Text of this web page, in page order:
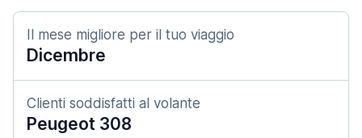
Il mese migliore per il tuo viaggio
Dicembre
Clienti soddisfatti al volante
Peugeot 308